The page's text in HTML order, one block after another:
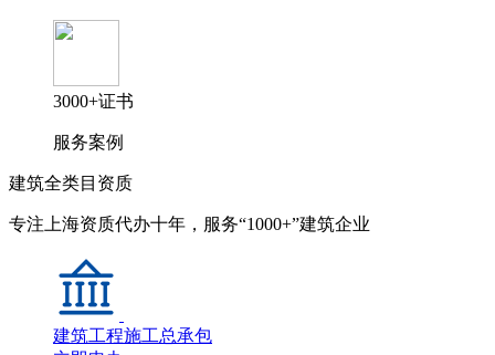
3000+证书
服务案例
建筑全类目资质
专注上海资质代办十年，服务“1000+”建筑企业
建筑工程施工总承包